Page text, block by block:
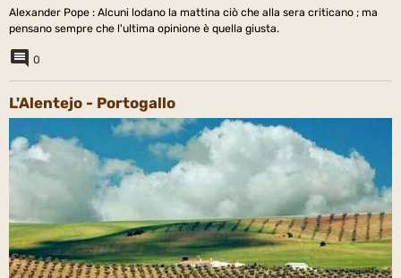
Alexander Pope : Alcuni lodano la mattina ciò che alla sera criticano ; ma
pensano sempre che l'ultima opinione è quella giusta.
0
L'Alentejo - Portogallo